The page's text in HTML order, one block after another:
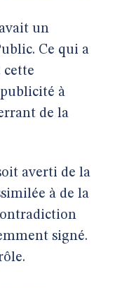
un
Ce qui a
cette
à
de la
averti de la
à de la
signé.